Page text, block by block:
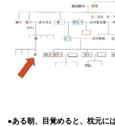
●ある朝、目覚めると、枕元に